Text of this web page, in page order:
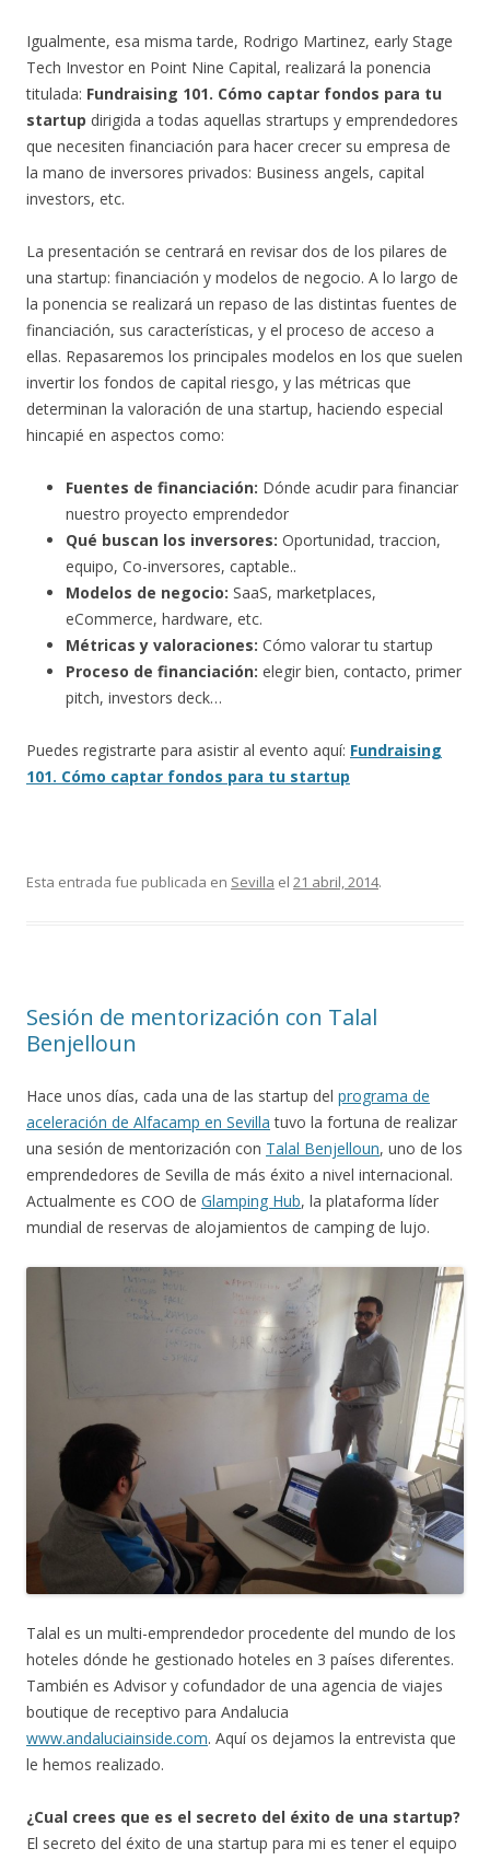
Igualmente, esa misma tarde, Rodrigo Martinez, early Stage
Tech Investor en Point Nine Capital, realizará la ponencia
titulada: Fundraising 101. Cómo captar fondos para tu
startup dirigida a todas aquellas strartups y emprendedores
que necesiten financiación para hacer crecer su empresa de
la mano de inversores privados: Business angels, capital
investors, etc.
La presentación se centrará en revisar dos de los pilares de
una startup: financiación y modelos de negocio. A lo largo de
la ponencia se realizará un repaso de las distintas fuentes de
financiación, sus características, y el proceso de acceso a
ellas. Repasaremos los principales modelos en los que suelen
invertir los fondos de capital riesgo, y las métricas que
determinan la valoración de una startup, haciendo especial
hincapié en aspectos como:
Fuentes de financiación: Dónde acudir para financiar
nuestro proyecto emprendedor
Qué buscan los inversores: Oportunidad, traccion,
equipo, Co-inversores, captable..
Modelos de negocio: SaaS, marketplaces,
eCommerce, hardware, etc.
Métricas y valoraciones: Cómo valorar tu startup
Proceso de financiación: elegir bien, contacto, primer
pitch, investors deck…
Puedes registrarte para asistir al evento aquí: Fundraising
101. Cómo captar fondos para tu startup
Esta entrada fue publicada en Sevilla el 21 abril, 2014.
Sesión de mentorización con Talal
Benjelloun
Hace unos días, cada una de las startup del programa de
aceleración de Alfacamp en Sevilla tuvo la fortuna de realizar
una sesión de mentorización con Talal Benjelloun, uno de los
emprendedores de Sevilla de más éxito a nivel internacional.
Actualmente es COO de Glamping Hub, la plataforma líder
mundial de reservas de alojamientos de camping de lujo.
Talal es un multi-emprendedor procedente del mundo de los
hoteles dónde he gestionado hoteles en 3 países diferentes.
También es Advisor y cofundador de una agencia de viajes
boutique de receptivo para Andalucia
www.andaluciainside.com. Aquí os dejamos la entrevista que
le hemos realizado.
¿Cual crees que es el secreto del éxito de una startup?
El secreto del éxito de una startup para mi es tener el equipo